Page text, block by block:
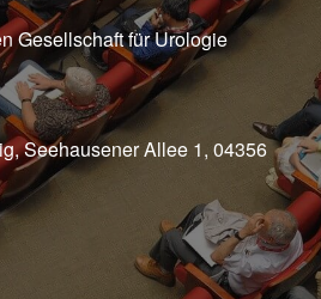
Gesellschaft für Urologie
Seehausener Allee 1, 04356